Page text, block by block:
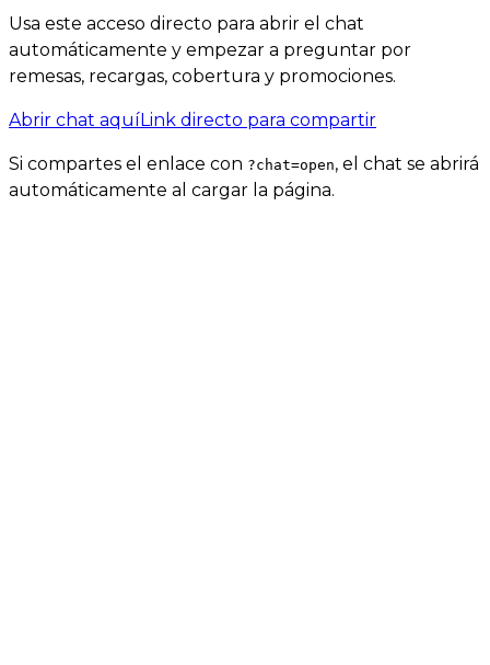
Usa este acceso directo para abrir el chat
automáticamente y empezar a preguntar por
remesas, recargas, cobertura y promociones.
Abrir chat aquíLink directo para compartir
Si compartes el enlace con ?chat=open, el chat se abrirá
automáticamente al cargar la página.